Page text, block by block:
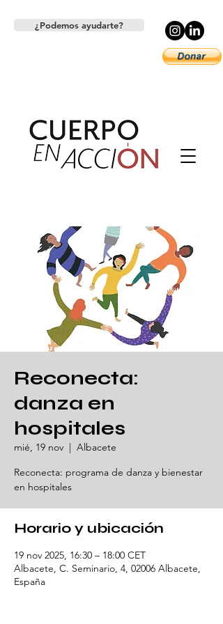
¿Podemos ayudarte?
Reconecta:
danza en
hospitales
mié, 19 nov
  |
Albacete
Reconecta: programa de danza y bienestar
en hospitales
Horario y ubicación
19 nov 2025, 16:30 – 18:00 CET
Albacete, C. Seminario, 4, 02006 Albacete,
España